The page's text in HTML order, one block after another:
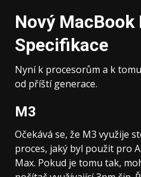
Nový MacBook
Specifikace
Nyní k procesorům a k
od příští generace.
M3
Očekává se, že M3 využije
proces, jaký byl použit pro
Max. Pokud je tomu tak,